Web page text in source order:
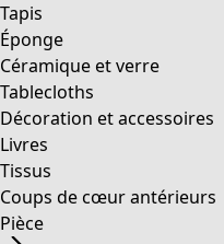
Tapis
Éponge
Céramique et verre
Tablecloths
Décoration et accessoires
Livres
Tissus
Coups de cœur antérieurs
Pièce